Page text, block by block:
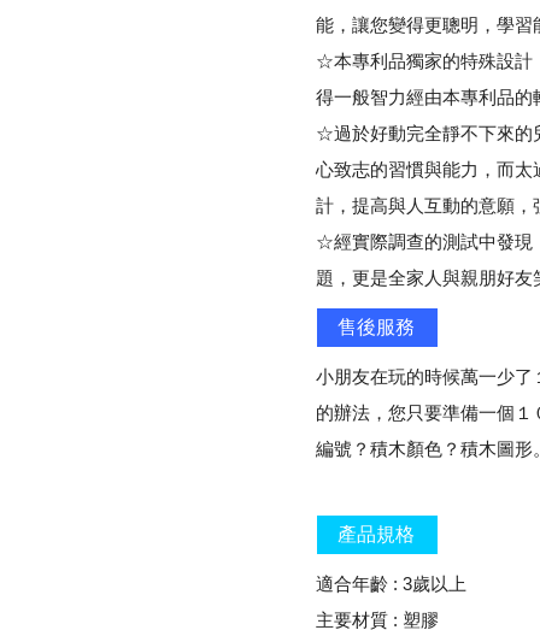
能，讓您變得更聰明，學
☆本專利品獨家的特殊設計
得一般智力經由本專利品
☆過於好動完全靜不下來的
心致志的習慣與能力，而
計，提高與人互動的意願
☆經實際調查的測試中發現
題，更是全家人與親朋好
售後服務
小朋友在玩的時候萬一少
的辦法，您只要準備一個
編號？積木顏色？積木圖
產品規格
適合年齡 : 3歲以上
主要材質 : 塑膠